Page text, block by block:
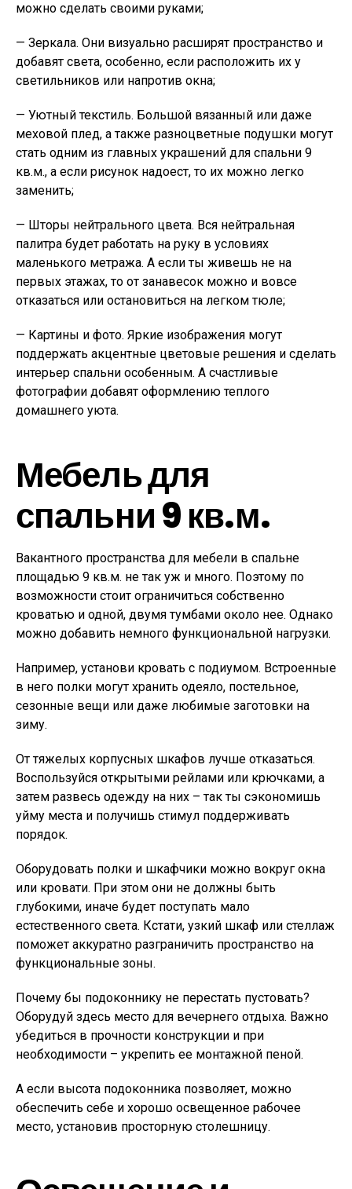
можно сделать своими руками;
— Зеркала. Они визуально расширят пространство и
добавят света, особенно, если расположить их у
светильников или напротив окна;
— Уютный текстиль. Большой вязанный или даже
меховой плед, а также разноцветные подушки могут
стать одним из главных украшений для спальни 9
кв.м., а если рисунок надоест, то их можно легко
заменить;
— Шторы нейтрального цвета. Вся нейтральная
палитра будет работать на руку в условиях
маленького метража. А если ты живешь не на
первых этажах, то от занавесок можно и вовсе
отказаться или остановиться на легком тюле;
— Картины и фото. Яркие изображения могут
поддержать акцентные цветовые решения и сделать
интерьер спальни особенным. А счастливые
фотографии добавят оформлению теплого
домашнего уюта.
Мебель для
спальни 9 кв.м.
Вакантного пространства для мебели в спальне
площадью 9 кв.м. не так уж и много. Поэтому по
возможности стоит ограничиться собственно
кроватью и одной, двумя тумбами около нее. Однако
можно добавить немного функциональной нагрузки.
Например, установи кровать с подиумом. Встроенные
в него полки могут хранить одеяло, постельное,
сезонные вещи или даже любимые заготовки на
зиму.
От тяжелых корпусных шкафов лучше отказаться.
Воспользуйся открытыми рейлами или крючками, а
затем развесь одежду на них – так ты сэкономишь
уйму места и получишь стимул поддерживать
порядок.
Оборудовать полки и шкафчики можно вокруг окна
или кровати. При этом они не должны быть
глубокими, иначе будет поступать мало
естественного света. Кстати, узкий шкаф или стеллаж
поможет аккуратно разграничить пространство на
функциональные зоны.
Почему бы подоконнику не перестать пустовать?
Оборудуй здесь место для вечернего отдыха. Важно
убедиться в прочности конструкции и при
необходимости – укрепить ее монтажной пеной.
А если высота подоконника позволяет, можно
обеспечить себе и хорошо освещенное рабочее
место, установив просторную столешницу.